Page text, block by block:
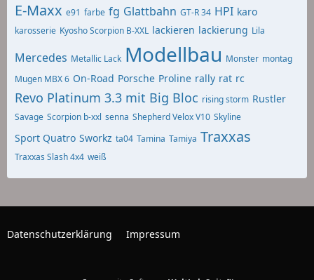
E-Maxx e91 farbe fg Glattbahn GT-R 34 HPI karo
karosserie Kyosho Scorpion B-XXL lackieren lackierung Lila
Mercedes Metallic Lack Modellbau Monster montag
Mugen MBX 6 On-Road Porsche Proline rally rat rc
Revo Platinum 3.3 mit Big Bloc rising storm Rustler
Savage Scorpion b-xxl senna Shepherd Velox V10 Skyline
Sport Quatro Sworkz ta04 Tamina Tamiya Traxxas
Traxxas Slash 4x4 weiß
Datenschutzerklärung Impressum